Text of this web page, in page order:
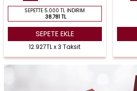
SEPETTE 5.000 TL İNDIRIM
38.781 TL
SEPETE EKLE
12.927TL x 3 Taksit